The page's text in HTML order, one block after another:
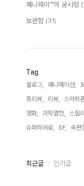
페니웨이™의 궁시렁
보관함 (31)
Tag
블로그, 애니메이션,
프리뷰,
리뷰, 스마트
영화,
괴작열전, 스릴러,
슈퍼히어로,
SF, 속편
최
최근글 인기글